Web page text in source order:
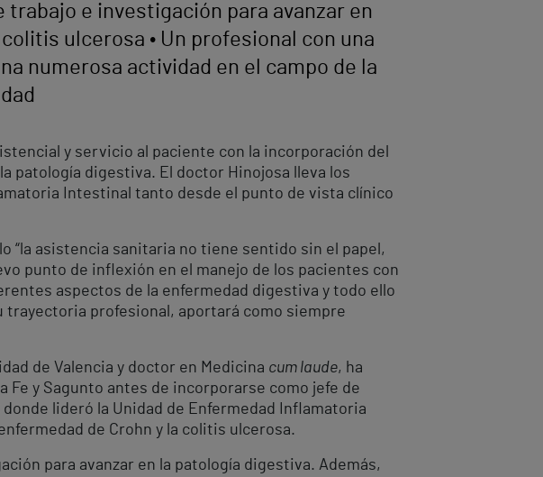
trabajo e investigación para avanzar en
ulcerosa • Un profesional con una
numerosa actividad en el campo de la
y servicio al paciente con la incorporación del
patología digestiva. El doctor Hinojosa lleva los
Intestinal tanto desde el punto de vista clínico
“la asistencia sanitaria no tiene sentido sin el papel,
punto de inflexión en el manejo de los pacientes con
aspectos de la enfermedad digestiva y todo ello
trayectoria profesional, aportará como siempre
de Valencia y doctor en Medicina cum laude, ha
y Sagunto antes de incorporarse como jefe de
lideró la Unidad de Enfermedad Inflamatoria
de Crohn y la colitis ulcerosa.
para avanzar en la patología digestiva. Además,